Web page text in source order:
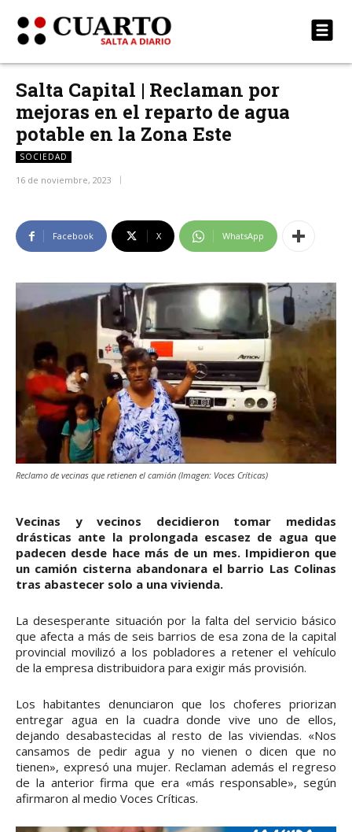
Salta Capital | Reclaman por
mejoras en el reparto de agua
potable en la Zona Este
SOCIEDAD
16 de noviembre, 2023
Facebook X WhatsApp
Reclamo de vecinas que retienen el camión (Imagen: Voces Críticas)
Vecinas y vecinos decidieron tomar medidas
drásticas ante la prolongada escasez de agua que
padecen desde hace más de un mes. Impidieron que
un camión cisterna abandonara el barrio Las Colinas
tras abastecer solo a una vivienda.
La desesperante situación por la falta del servicio básico
que afecta a más de seis barrios de esa zona de la capital
provincial movilizó a los pobladores a retener el vehículo
de la empresa distribuidora para exigir más provisión.
Los habitantes denunciaron que los choferes priorizan
entregar agua en la cuadra donde vive uno de ellos,
dejando desabastecidas al resto de las viviendas. «Nos
cansamos de pedir agua y no vienen o dicen que no
tienen», expresó una mujer. Reclaman además el regreso
de la anterior firma que era «más responsable», según
afirmaron al medio Voces Críticas.